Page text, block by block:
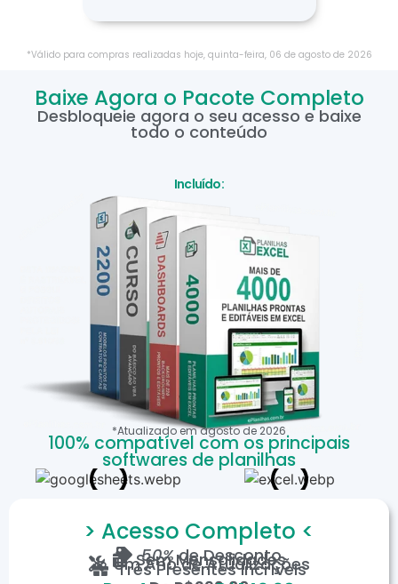
*Válido para compras realizadas hoje, quinta-feira, 06 de agostode 2026
Baixe Agora o Pacote Completo
Desbloqueie agora o seu acesso e baixe
todo o conteúdo
Incluído:
*Atualizado emagostode 2026
100% compatível com os principais
softwares de planilhas
> Acesso Completo <
50%de Desconto
Sem Mensalidades
Um Ano de Atualizações
Três Presentes Incríveis